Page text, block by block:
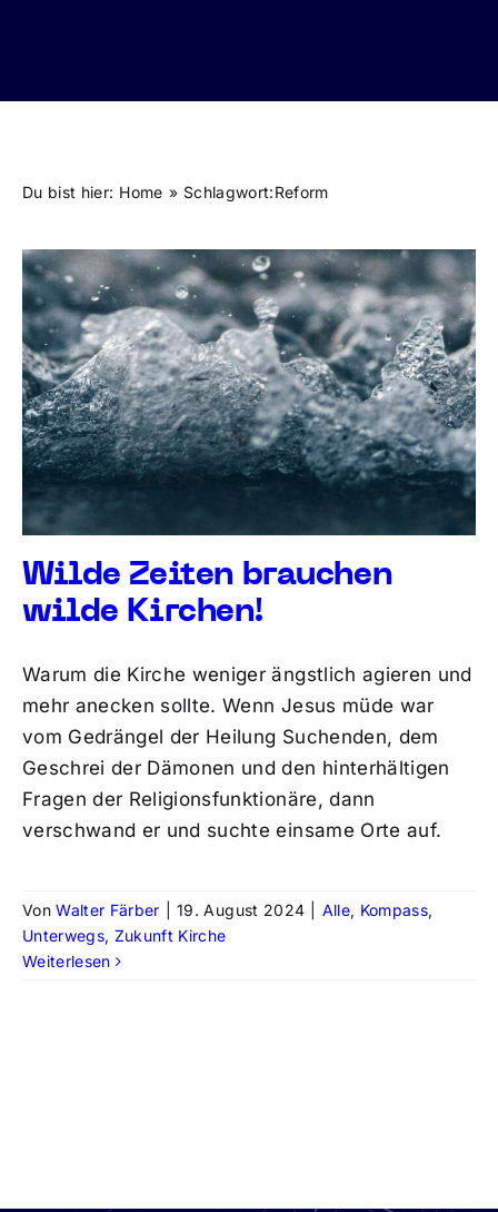
Du bist hier: Home Schlagwort:Reform
Wilde Zeiten brauchen
wilde Kirchen!
Warum die Kirche weniger ängstlich agieren und
mehr anecken sollte. Wenn Jesus müde war
vom Gedrängel der Heilung Suchenden, dem
Geschrei der Dämonen und den hinterhältigen
Fragen der Religionsfunktionäre, dann
verschwand er und suchte einsame Orte auf.
VonWalter Färber 19. August 2024 Alle, Kompass,
Unterwegs, Zukunft Kirche
Weiterlesen